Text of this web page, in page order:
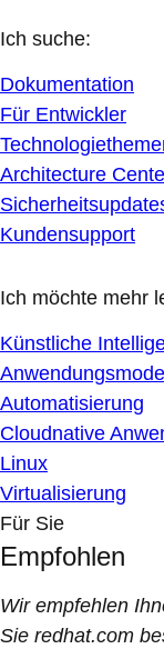
Ich suche:
Dokumentation
Für Entwickler
Architecture
Kundensupport
Ich möchte mehr
Künstliche
Automatisierung
Cloudnative
Linux
Virtualisierung
Für Sie
Empfohlen
Wir empfehlen
Sie redhat.com